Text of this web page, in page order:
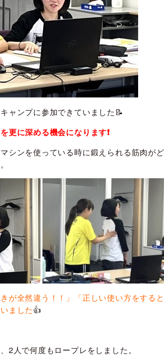
ャンプに参加できていました📝
更に深める機会になります❗
シンを使っている時に鍛えられる筋肉が
が全然違う！！」「正しい使い方をする
ました👍
2人で何度もロープレをしました。